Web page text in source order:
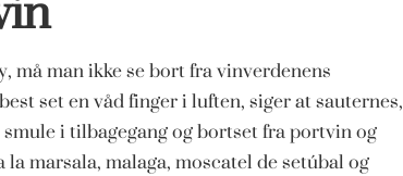
må man ikke se bort fra vinverdenens
set en våd finger i luften, siger at sauternes,
i tilbagegang og bortset fra portvin og
marsala, malaga, moscatel de setúbal og